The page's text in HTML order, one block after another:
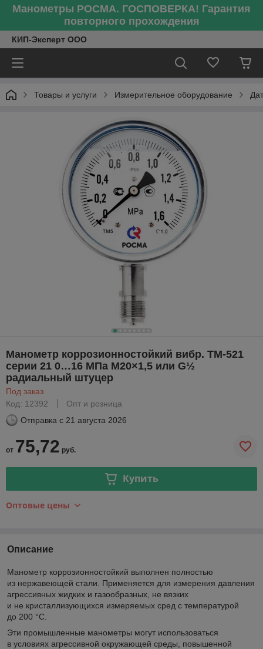
Манометры РОСМА. ГОСПОВЕРКА! Гарантия
повторного прохождения
КИП-Эксперт ООО
Товары и услуги Измерительное оборудование
Манометр коррозионностойкий вибр. ТМ-521
серии 21 0…16 МПа М20×1,5 или G½
радиальный штуцер
Под заказ
Код: 12392
Опт и розница
Отправка с 21 августа 2026
от 75,72 руб.
Купить
Оптовые цены
Описание
Манометр коррозионностойкий выполнен полностью
из нержавеющей стали. Применяется для измерения давления
агрессивных жидких и газообразных, не вязких
и не кристаллизующихся измеряемых сред с температурой
до 200 °C.
Эти промышленные манометры могут использоваться
в условиях агрессивной окружающей среды, повышенной